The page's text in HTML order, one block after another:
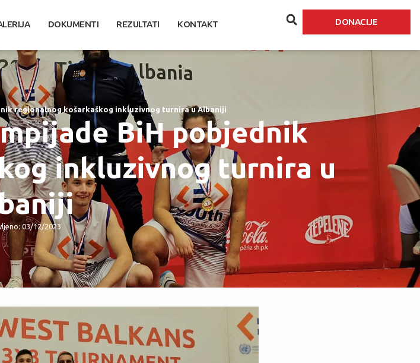
DOKUMENTI REZULTATI KONTAKT DONACIJE
regionalnog košarkaškog inkluzivnog turnira u Albaniji
BiH pobjednik
inkluzivnog turnira u
03/12/2023